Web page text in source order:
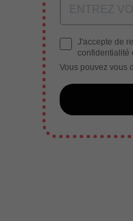
J'accepte de
confidentialité
Vous pouvez vous